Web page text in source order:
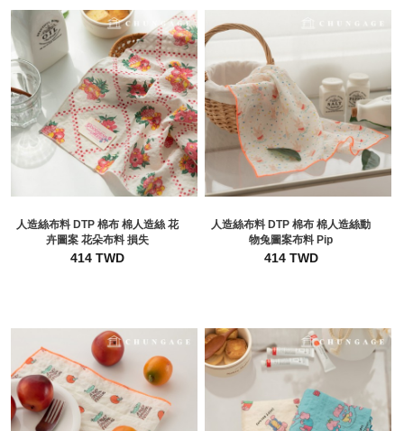
人造絲布料 DTP 棉布 棉人造絲 花
卉圖案 花朵布料 損失
414 TWD
人造絲布料 DTP 棉布 棉人造絲動
物兔圖案布料 Pip
414 TWD